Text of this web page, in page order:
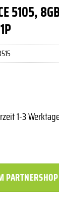
5105,
1-3
PARTNERSHOP